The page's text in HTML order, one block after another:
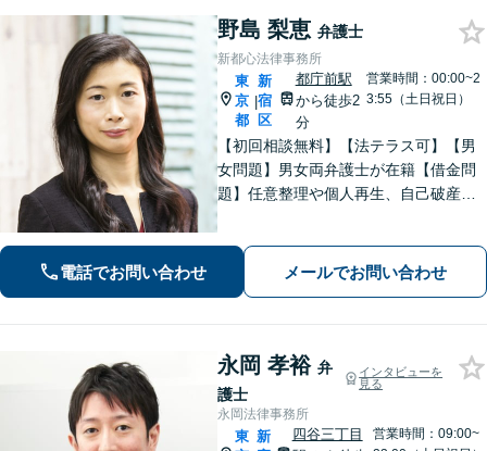
野島 梨恵 弁護士
新都心法律事務所
東
京
都
|
新
宿
区
都庁前駅
から徒歩2
分
営業時間：00:00~2
3:55（土日祝日）
【初回相談無料】【法テラス可】【男
女問題】男女両弁護士が在籍【借金問
題】任意整理や個人再生、自己破産な
雇、ハラスメント事案に強【夜間・ 休
日面談可】【完全個室】【新宿駅徒歩3
電話でお問い合わせ メールでお問い合わせ
永岡 孝裕 弁
護士
インタビューを
見る
永岡法律事務所
東 新
四谷三丁目
営業時間：09:00~